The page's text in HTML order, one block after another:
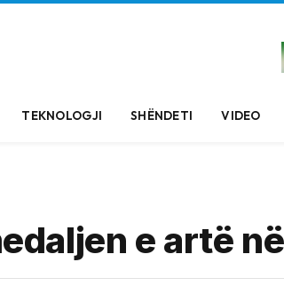
TEKNOLOGJI SHËNDETI VIDEO
e artë